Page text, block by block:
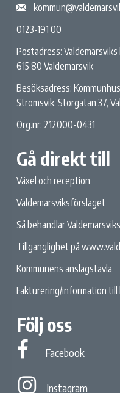
0123-191 00
Postadress: Valdemarsviks
615 80 Valdemarsvik
Besöksadress:
Strömsvik, Storgatan 37,
Org.nr: 212000-0431
Gå direkt till
Växel och reception
Valdemarsviksförslaget
Så behandlar
Tillgänglighet på
Kommunens anslagstavla
Fakturering/information
Följ oss
Facebook
Facebook
Instagram